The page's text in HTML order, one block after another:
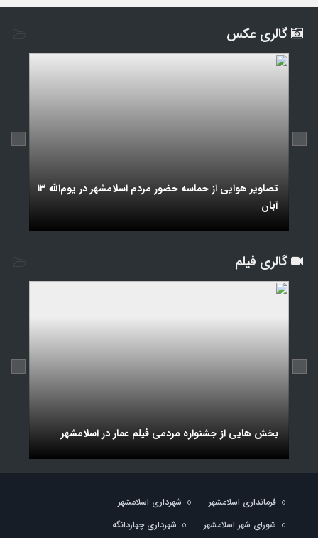
گالری عکس
تصاویر هوایی از حماسه حضور مردم اسلامشهر در یوم‌الله ۱۳
آبان
گالری فیلم
بخش هایی از جشنواره مردمی فیلم عمار در اسلامشهر
فرمانداری اسلامشهر
شهرداری اسلامشهر
شورای شهر اسلامشهر
شهرداری چهاردانگه